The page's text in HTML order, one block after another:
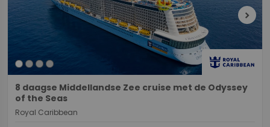
chevron_right
8 daagse Middellandse Zee cruise met de Odyssey
of the Seas
Royal Caribbean